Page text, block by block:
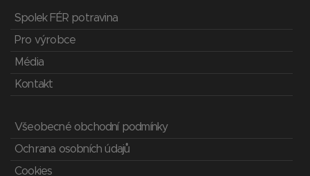
Spolek FÉR potravina
Pro výrobce
Média
Kontakt
Všeobecné obchodní podmínky
Ochrana osobních údajů
Cookies